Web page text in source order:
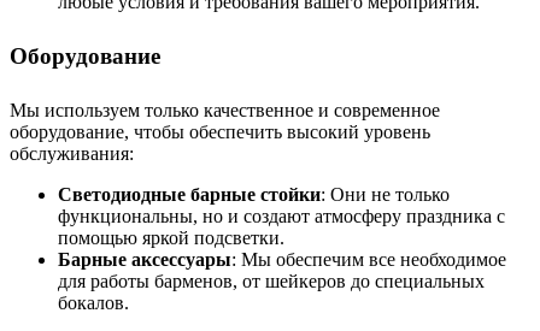
Оборудование
Мы используем только качественное и современное
оборудование, чтобы обеспечить высокий уровень
обслуживания:
Светодиодные барные стойки: Они не только
функциональны, но и создают атмосферу праздника с
помощью яркой подсветки.
Барные аксессуары: Мы обеспечим все необходимое
для работы барменов, от шейкеров до специальных
бокалов.